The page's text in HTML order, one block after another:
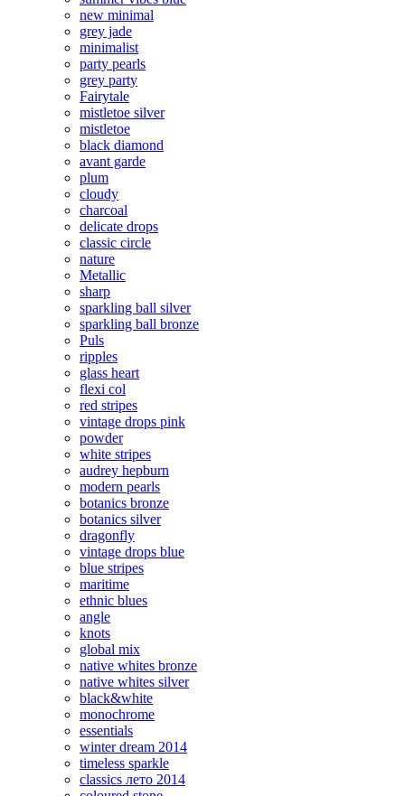
new minimal
grey jade
minimalist
party pearls
grey party
Fairytale
mistletoe silver
mistletoe
black diamond
avant garde
plum
cloudy
charcoal
delicate drops
classic circle
nature
Metallic
sharp
sparkling ball silver
sparkling ball bronze
Puls
ripples
glass heart
flexi col
red stripes
vintage drops pink
powder
white stripes
audrey hepburn
modern pearls
botanics bronze
botanics silver
dragonfly
vintage drops blue
blue stripes
maritime
ethnic blues
angle
knots
global mix
native whites bronze
native whites silver
black&white
monochrome
essentials
winter dream 2014
timeless sparkle
classics лето 2014